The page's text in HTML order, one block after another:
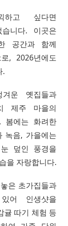
고 싶다면
니다. 이곳은
공간과 함께
, 2026년에도
.
운 옛집들과
제주 마을의
봄에는 화려한
녹음, 가을에는
덮인 풍경을
을 자랑합니다.
은 초가집들과
어 인생샷을
귤 따기 체험 등